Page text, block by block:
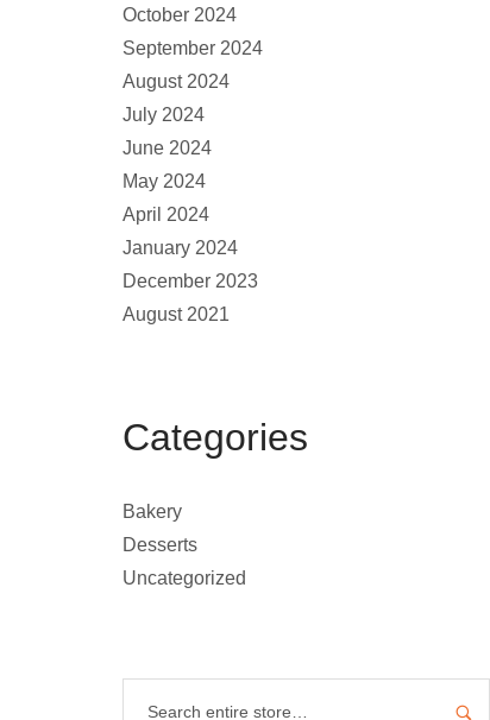
October 2024
September 2024
August 2024
July 2024
June 2024
May 2024
April 2024
January 2024
December 2023
August 2021
Categories
Bakery
Desserts
Uncategorized